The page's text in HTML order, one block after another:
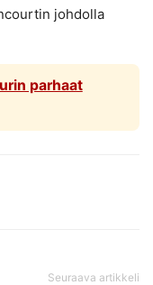
johdolla
parhaat
Seuraava artikkeli